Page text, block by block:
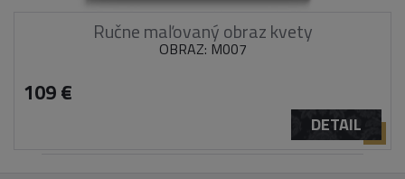
Ručne maľovaný obraz kvety
OBRAZ: M007
109 €
DETAIL